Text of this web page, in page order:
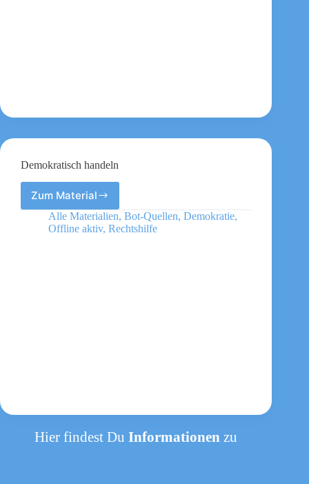
Demokratisch handeln
Zum MaterialDemokratisch
handeln
Alle Materialien, Bot-Quellen, Demokratie,
Offline aktiv, Rechtshilfe
Hier findest DuInformationenzu